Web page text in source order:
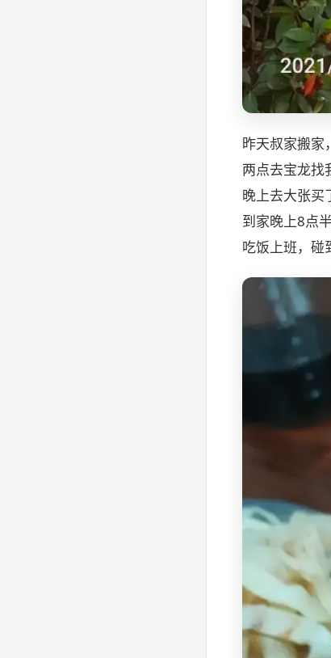
昨天叔家搬家
两点去宝龙找
晚上去大张买
到家晚上8点
吃饭上班，碰